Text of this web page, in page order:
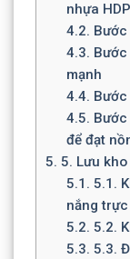
nhựa
4.2.
4.3. Bước
mạnh
4.4.
4.5.
để đạt
5. 5. Lưu
5.1. 5.1.
nắng
5.2. 5.2.
5.3. 5.3.